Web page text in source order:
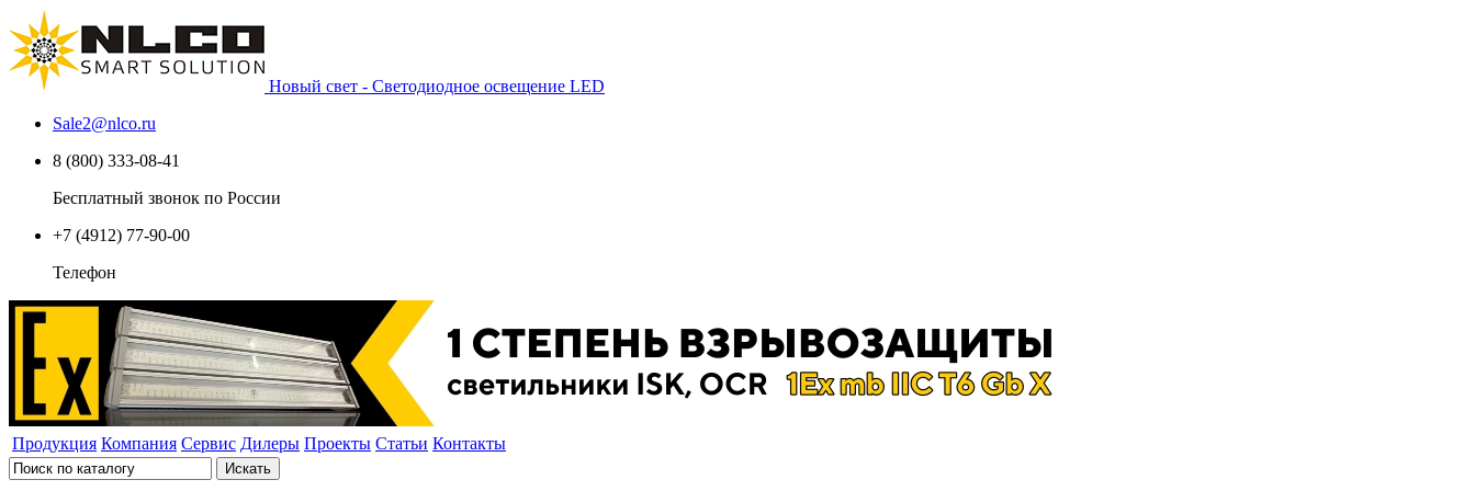
Новый свет - Светодиодное освещение LED
Sale2@nlco.ru
8 (800) 333-08-41
Бесплатный звонок по России
+7 (4912) 77-90-00
Телефон
Продукция Компания Сервис Дилеры Проекты Статьи Контакты